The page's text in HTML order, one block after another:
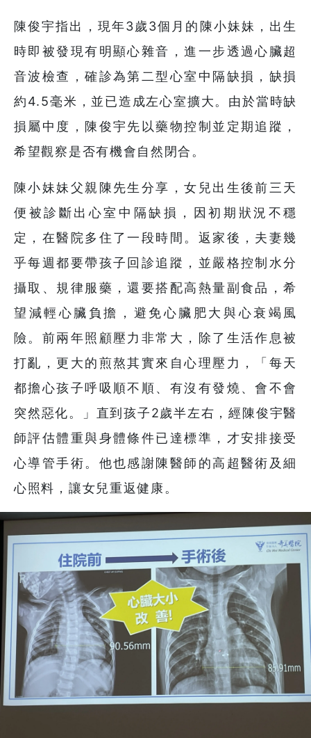
陳俊宇指出，現年3歲3個月的陳小妹妹，出生
時即被發現有明顯心雜音，進一步透過心臟超
音波檢查，確診為第二型心室中隔缺損，缺損
約4.5毫米，並已造成左心室擴大。由於當時缺
損屬中度，陳俊宇先以藥物控制並定期追蹤，
希望觀察是否有機會自然閉合。
陳小妹妹父親陳先生分享，女兒出生後前三天
便被診斷出心室中隔缺損，因初期狀況不穩
定，在醫院多住了一段時間。返家後，夫妻幾
乎每週都要帶孩子回診追蹤，並嚴格控制水分
攝取、規律服藥，還要搭配高熱量副食品，希
望減輕心臟負擔，避免心臟肥大與心衰竭風
險。前兩年照顧壓力非常大，除了生活作息被
打亂，更大的煎熬其實來自心理壓力，「每天
都擔心孩子呼吸順不順、有沒有發燒、會不會
突然惡化。」直到孩子2歲半左右，經陳俊宇醫
師評估體重與身體條件已達標準，才安排接受
心導管手術。他也感謝陳醫師的高超醫術及細
心照料，讓女兒重返健康。